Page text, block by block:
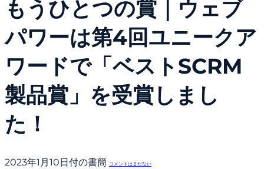
もうひとつの賞｜ウェブ
パワーは第4回ユニークア
ワードで「ベストSCRM
製品賞」を受賞しまし
た！
2023年1月10日付の書簡 コメントはまだない